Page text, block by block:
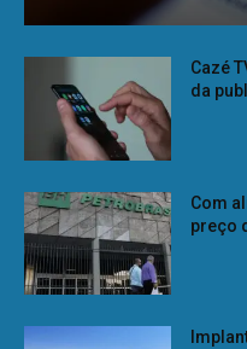
Cazé
da
Com
preço